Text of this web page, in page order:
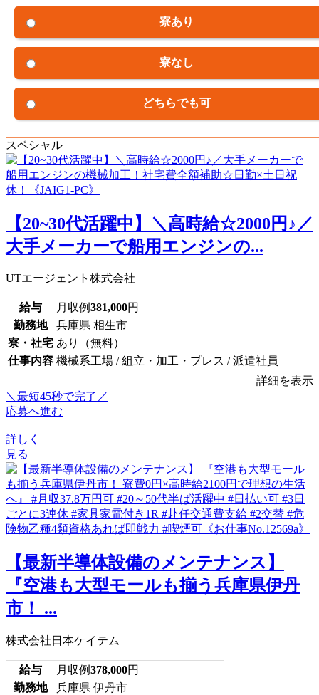
寮あり
寮なし
どちらでも可
スペシャル
【20~30代活躍中】＼高時給☆2000円♪／
大手メーカーで船用エンジンの...
UTエージェント株式会社
給与 月収例381,000円
勤務地
兵庫県 相生市
寮・社宅 あり（無料）
仕事内容 機械系工場 / 組立・加工・プレス / 派遣社員
詳細を表示
＼最短45秒で完了／
応募へ進む
詳しく
見る
【最新半導体設備のメンテナンス】
『空港も大型モールも揃う兵庫県伊丹
市！ ...
株式会社日本ケイテム
給与 月収例378,000円
勤務地
兵庫県 伊丹市